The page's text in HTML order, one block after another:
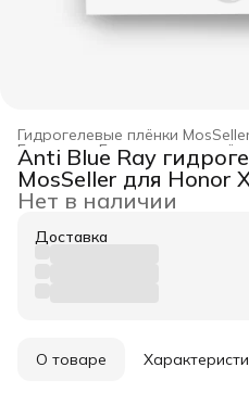
Гидрогелевые плёнки
Гидрогелевые
Главная ›
Anti Blue Ray
MosSeller для Honor
Нет в наличии
Доставка
О товаре